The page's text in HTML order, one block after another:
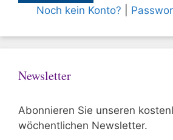
Noch kein Konto?
Newsletter
Abonnieren Sie unseren
wöchentlichen Newsletter.